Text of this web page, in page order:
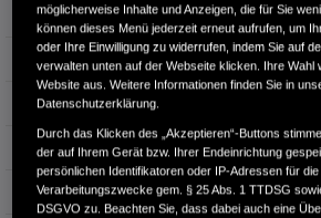
Türen 4
Leistung 135 kW /
Hubraum
Erstzulassung 09.2025
Bauart Limousine
möglicherweise Inhalte und Anzeigen, die für Sie
können dieses Menü jederzeit erneut aufrufen, um
oder Ihre Einwilligung zu widerrufen, indem Sie auf
verwalten unten auf der Webseite klicken. Ihre Wahl
Website aus. Weitere Informationen finden Sie in
Datenschutzerklärung.
Durch das Klicken des „Akzeptieren“-Buttons
der auf Ihrem Gerät bzw. Ihrer Endeinrichtung
persönlichen Identifikatoren oder IP-Adressen für
Verarbeitungszwecke gem. § 25 Abs. 1 TTDSG
DSGVO zu. Beachten Sie, dass dabei auch eine